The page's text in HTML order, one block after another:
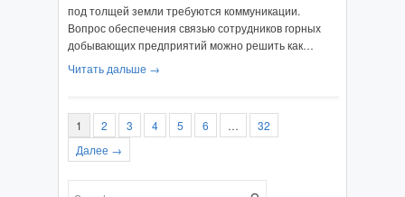
под толщей земли требуются коммуникации.
Вопрос обеспечения связью сотрудников горных
добывающих предприятий можно решить как…
Читать дальше →
1 2 3 4 5 6 …
32
Далее →